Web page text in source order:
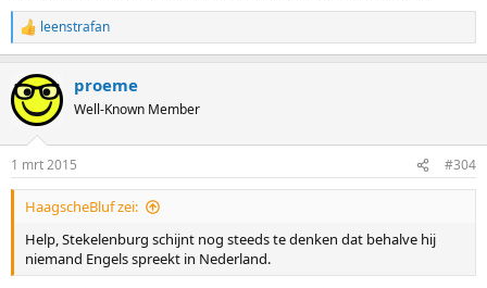
R
e
c
t
i
s
:
leenstrafan
proeme
Well-Known Member
1 mrt 2015 #304
HaagscheBluf zei:
Help, Stekelenburg schijnt nog steeds te denken dat behalve hij
niemand Engels spreekt in Nederland.